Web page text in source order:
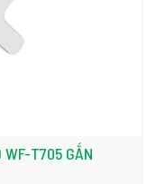
WF-T705 GẮN